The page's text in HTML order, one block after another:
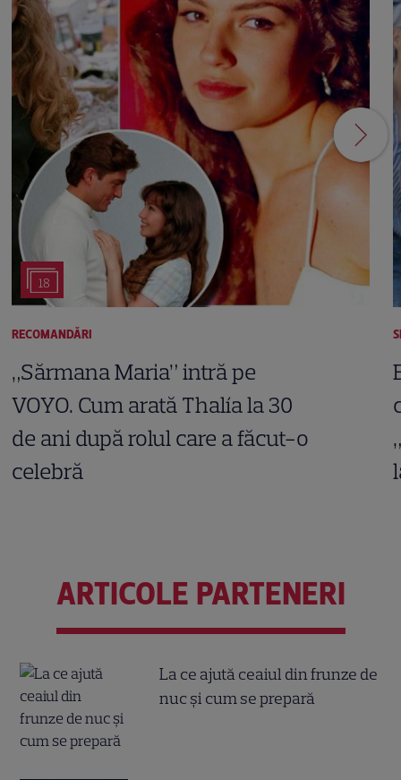
18
RECOMANDĂRI
„Sărmana Maria” intră pe
VOYO. Cum arată Thalía la 30
de ani după rolul care a făcut-o
celebră
ARTICOLE PARTENERI
La ce ajută ceaiul din frunze de
nuc și cum se prepară